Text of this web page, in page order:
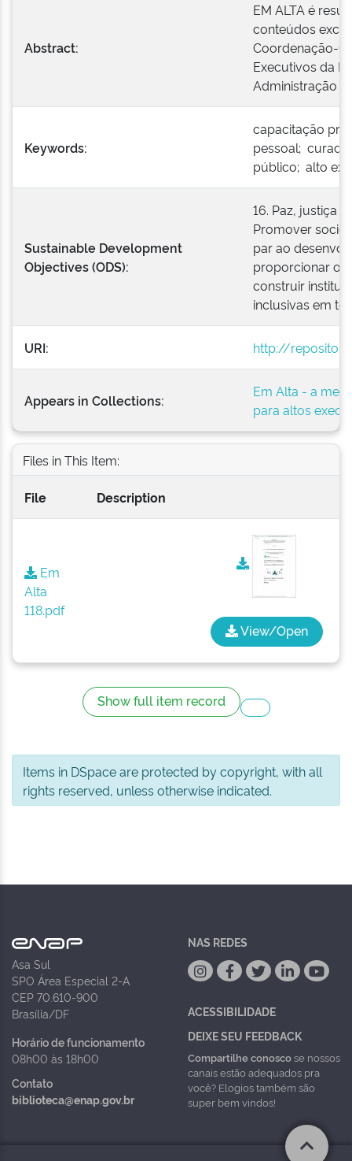
Abstract:
EM ALTA é
conteúdos
Coordenação-
Executivos da
Administração
Keywords:
capacitação
pessoal;
público; alto
Sustainable Development
Objectives (ODS):
16. Paz, justiça
Promover
par ao
proporcionar o
construir
inclusivas em
URI: http://
Appears in Collections:
Em Alta - a
para altos
Files in This Item:
File Description
Em
Alta
118.pdf
View/Open
Show full item record
Items in DSpace are protected by copyright, with all
rights reserved, unless otherwise indicated.
Asa Sul
SPO Área Especial 2-A
CEP 70.610-900
Brasília/DF
Horário de funcionamento
08h00 às 18h00
Contato
biblioteca@enap.gov.br
NAS REDES
ACESSIBILIDADE
DEIXE SEU FEEDBACK
Compartilhe conoscose nossos
canais estão adequados pra
você? Elogios também são
super bem vindos!